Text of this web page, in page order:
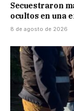
Secuestraron
ocultos en una
8 de agosto de 2026